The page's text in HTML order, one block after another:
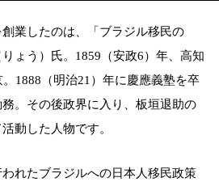
業したのは、「ブラジル移民の
ょう）氏。1859（安政6）年、高知
1888（明治21）年に慶應義塾を卒
。その後政界に入り、板垣退助の
動した人物です。
れたブラジルへの日本人移民政策